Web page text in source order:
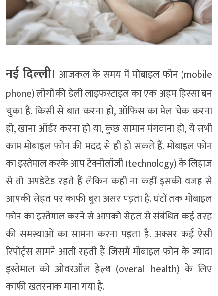
नई दिल्ली। आजकल के समय में मोबाइल फोन (mobile
phone) लोगों की डेली लाइफस्टाइल का एक अहम हिस्सा बन
चुका है. किसी से बात करना हो, ऑफिस का मेल चेक करना
हो, खाना ऑर्डर करना हो या, कुछ सामान मंगवाना हो, ये सभी
काम मोबाइल फोन की मदद से ही हो सकते हैं. मोबाइल फोन
का इस्तेमाल करके आप टेक्नोलॉजी (technology) के लिहाज
से तो अपडेटेड रहते हैं लेकिन कहीं ना कहीं इसकी वजह से
आपकी सेहत पर काफी बुरा असर पड़ता है. घंटों तक मोबाइल
फोन का इस्तेमाल करने से आपको सेहत से संबंधित कई तरह
की समस्याओं का सामना करना पड़ता है. अक्सर कई ऐसी
रिपोर्ट्स सामने आती रहती हैं जिसमें मोबाइल फोन के ज्यादा
इस्तेमाल को ओवरऑल हेल्थ (overall health) के लिए
काफी खतरनाक माना गया है.